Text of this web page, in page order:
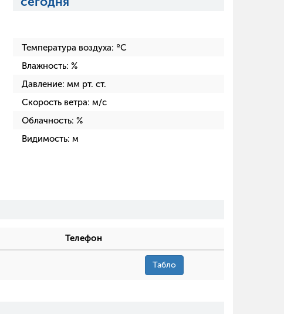
Температура воздуха: ºC
Влажность: %
Давление: мм рт. ст.
Скорость ветра: м/с
Облачность: %
Видимость: м
Телефон
Табло